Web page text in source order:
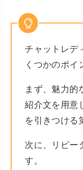
チャットレデ
くつかのポイ
まず、魅力的
紹介文を用意
を引きつける
次に、リピー
す。